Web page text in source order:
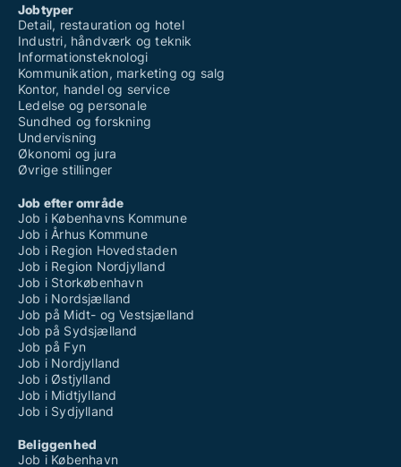
Jobtyper
Detail, restauration og hotel
Industri, håndværk og teknik
Informationsteknologi
Kommunikation, marketing og salg
Kontor, handel og service
Ledelse og personale
Sundhed og forskning
Undervisning
Økonomi og jura
Øvrige stillinger
Job efter område
Job i Københavns Kommune
Job i Århus Kommune
Job i Region Hovedstaden
Job i Region Nordjylland
Job i Storkøbenhavn
Job i Nordsjælland
Job på Midt- og Vestsjælland
Job på Sydsjælland
Job på Fyn
Job i Nordjylland
Job i Østjylland
Job i Midtjylland
Job i Sydjylland
Beliggenhed
Job i København